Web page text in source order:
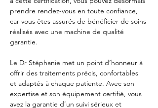
prendre rendez-vous en toute confiance,
car vous êtes assurés de bénéficier de soins
réalisés avec une machine de qualité
garantie.
Le Dr Stéphanie met un point d’honneur à
offrir des traitements précis, confortables
et adaptés à chaque patiente. Avec son
expertise et son équipement certifié, vous
avez la garantie d’un suivi sérieux et